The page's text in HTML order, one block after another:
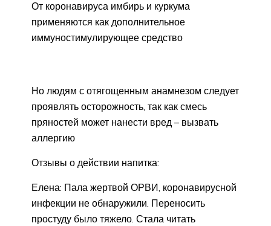
От коронавируса имбирь и куркума
применяются как дополнительное
иммуностимулирующее средство
Но людям с отягощенным анамнезом следует
проявлять осторожность, так как смесь
пряностей может нанести вред – вызвать
аллергию
Отзывы о действии напитка:
Елена: Пала жертвой ОРВИ, коронавирусной
инфекции не обнаружили. Переносить
простуду было тяжело. Стала читать